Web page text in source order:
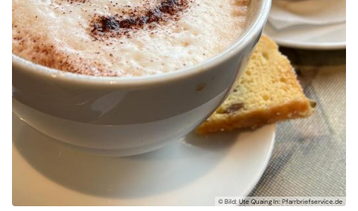
© Bild: Ute Quaing In: Pfarrbriefservice.de